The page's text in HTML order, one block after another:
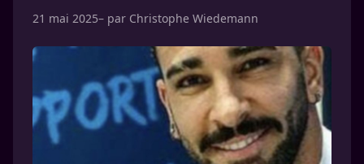
21 mai 2025– par Christophe Wiedemann